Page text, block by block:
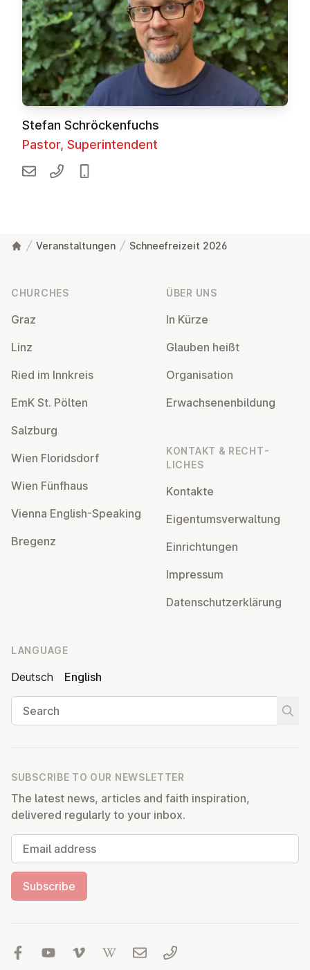
Stefan Schröckenfuchs
Pastor, Superintendent
Veranstaltungen Schneefreizeit 2026
CHURCHES
Graz
Linz
Ried im Innkreis
EmK St. Pölten
Salzburg
Wien Flor­idsdorf
Wien Fünfhaus
Vienna English-Speaking
Bregenz
ÜBER UNS
In Kürze
Glauben heißt
Or­gan­isa­tion
Er­wach­sen­en­bildung
KONTAKT & RECHT­
LICHES
Kontakte
Ei­gentums­ver­wal­tung
Ein­rich­tun­gen
Impressum
Datens­chutzerklärung
LANGUAGE
Deutsch
English
Search
SUBSCRIBE TO OUR NEWSLETTER
The latest news, articles and faith inspiration,
delivered regularly to your inbox.
Email address
Subscribe